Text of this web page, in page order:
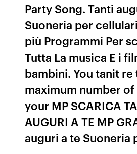
Party Song. Tanti
Suoneria per
più Programmi Per
Tutta La musica E i
bambini. You tanit re
maximum number of
your MP SCARICA
AUGURI A TE MP
auguri a te Suoneria